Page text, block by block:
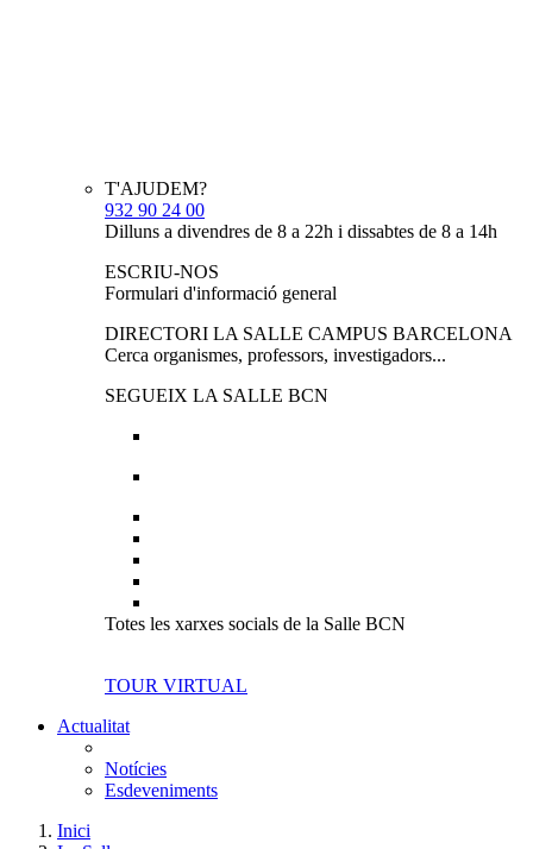
T'AJUDEM?
932 90 24 00
Dilluns a divendres de 8 a 22h i dissabtes de 8 a 14h
ESCRIU-NOS
Formulari d'informació general
DIRECTORI LA SALLE CAMPUS BARCELONA
Cerca organismes, professors, investigadors...
SEGUEIX LA SALLE BCN
Totes les xarxes socials de la Salle BCN
TOUR VIRTUAL
Actualitat
Notícies
Esdeveniments
Inici